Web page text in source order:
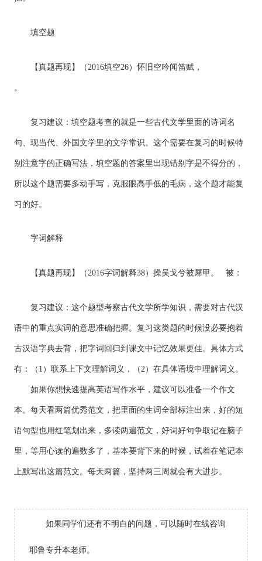
填空题
【真题再现】（2016填空26）怀旧空吟闻笛赋，
。
复习建议：填空题考查的就是一些古代文学里面的诗词名
句、现当代、外国文学里的文学常识。这个需要在复习的时候特
别注意字的正确写法，填空题的答案里出现错别字是不得分的，
所以这个题需要多动手写，克服眼高手低的毛病，这个题才能复
习的好。
字词解释
【真题再现】（2016字词解释38）操吴戈兮被犀甲。 被：
复习建议：这个题型考察古代文学所学知识，需要对古代汉
语中的重点实词的意思准确把握。复习这类题的时候没必要抱着
古汉语字典去背，把字词回归到课文中记忆效果更佳。具体方式
有：（1）联系上下文理解词义，（2）在具体语境中理解词义。
如果你想快速提高英语写作水平，建议可以准备一个作文
本。每天看两篇优秀范文，把里面的生词全部标注出来，好的短
语句型也用红笔划出来，多读两遍范文，好词好句争取记在脑子
里，等用心读的遍数多了，基本要背下来的时候，试着在笔记本
上默写出这篇范文。每天两篇，坚持两三周就会有大进步。
如果同学们还有不明白的问题，可以随时在线咨询
耶鲁专升本老师。